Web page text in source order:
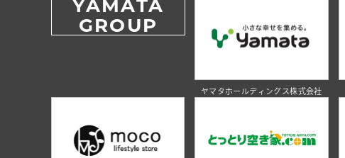
GROUP
ヤマタホールディングス株式会社